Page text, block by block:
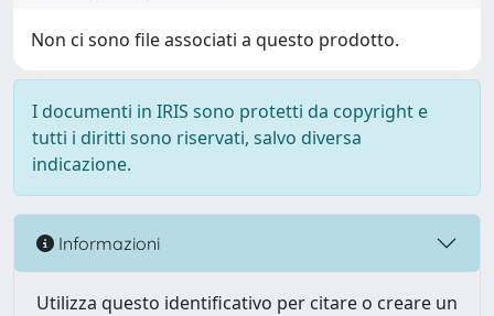
Non ci sono file associati a questo prodotto.
I documenti in IRIS sono protetti da copyright e
tutti i diritti sono riservati, salvo diversa
indicazione.
Informazioni
Utilizza questo identificativo per citare o creare un